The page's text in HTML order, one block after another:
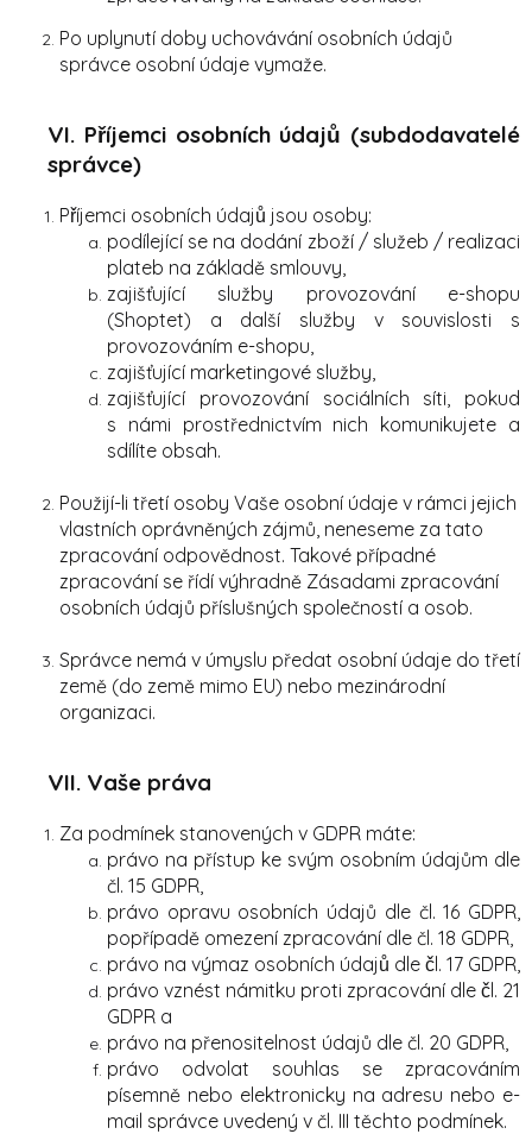
Po uplynutí doby uchovávání osobních údajů
správce osobní údaje vymaže.
VI. Příjemci osobních údajů (subdodavatelé
správce)
Příjemci osobních údajů jsou osoby:
podílející se na dodání zboží / služeb / realizaci
plateb na základě smlouvy,
zajišťující služby provozování e-shopu
(Shoptet) a další služby v souvislosti s
provozováním e-shopu,
zajišťující marketingové služby,
zajišťující provozování sociálních síti, pokud
s námi prostřednictvím nich komunikujete a
sdílíte obsah.
Použijí-li třetí osoby Vaše osobní údaje v rámci jejich
vlastních oprávněných zájmů, neneseme za tato
zpracování odpovědnost. Takové případné
zpracování se řídí výhradně Zásadami zpracování
osobních údajů příslušných společností a osob.
Správce nemá v úmyslu předat osobní údaje do třetí
země (do země mimo EU) nebo mezinárodní
organizaci.
VII. Vaše práva
Za podmínek stanovených v GDPR máte:
právo na přístup ke svým osobním údajům dle
čl. 15 GDPR,
právo opravu osobních údajů dle čl. 16 GDPR,
popřípadě omezení zpracování dle čl. 18 GDPR,
právo na výmaz osobních údajů dle čl. 17 GDPR,
právo vznést námitku proti zpracování dle čl. 21
GDPR a
právo na přenositelnost údajů dle čl. 20 GDPR,
právo odvolat souhlas se zpracováním
písemně nebo elektronicky na adresu nebo e-
mail správce uvedený v čl. III těchto podmínek.